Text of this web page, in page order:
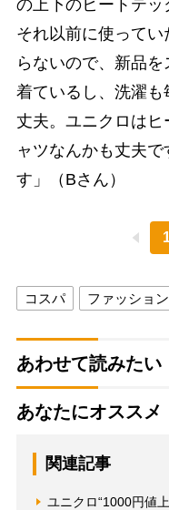
の上下のヒートテッ
それ以前に使って
らないので、新品
着ているし、洗濯
丈夫。ユニクロは
ャツなんかも丈夫
す」（Bさん）
コスパ ファッション
あわせて読みたい
あなたにオススメ
関連記事
ユニクロ“1000円値